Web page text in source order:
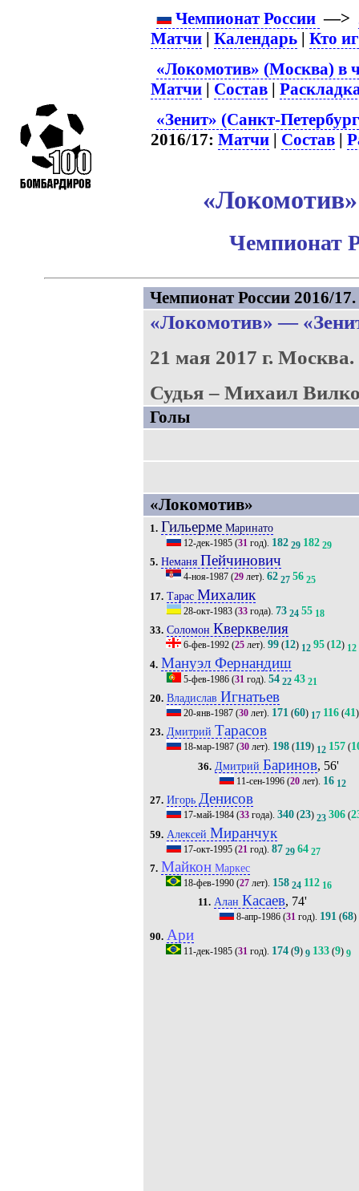
Чемпионат России —>
Матчи |Календарь |Кто
«Локомотив» (Москва) в
Матчи | Состав |
«Зенит» (Санкт-
2016/17:Матчи | Состав |
Чемпионат
Чемпионат России 2016/
«Локомотив» —
21 мая 2017 г. Москва.
Судья – Михаил
Голы
«Локомотив»
1. ГильермеМаринато
12-дек-1985(31год). 182 29 182 29
5. Неманя Пейчинович
4-ноя-1987(29лет). 62 27 56 25
17. Тарас Михалик
28-окт-1983(33года). 73 24 55 18
33. Соломон Кверквелия
6-фев-1992(25лет). 99(12) 12 95(12) 12
4. Мануэл Фернандиш
5-фев-1986(31 год). 54 22 43 21
20. Владислав Игнатьев
20-янв-1987(30лет). 171(60) 17 116(41)
23. Дмитрий Тарасов
18-мар-1987(30лет). 198(119) 12 157(
36. Дмитрий Баринов, 56'
11-сен-1996 (20 лет). 16 12
27. Игорь Денисов
17-май-1984(33года). 340(23) 23 306(
59. Алексей Миранчук
17-окт-1995(21 год). 87 29 64 27
7. МайконМаркес
18-фев-1990(27лет). 158 24 112 16
11. Алан Касаев, 74'
8-апр-1986 (31 год). 191 (68)
90. Ари
11-дек-1985(31 год). 174(9) 9 133(9) 9